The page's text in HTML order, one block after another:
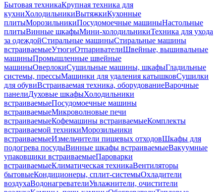
Бытовая техникаКрупная техника для
кухниХолодильникиВытяжкиКухонные
плитыМорозильникиПосудомоечные машиныНастольные
плитыВинные шкафыМини-холодильникиТехника для ухода
за одеждойСтиральные машиныСтиральные машины
встраиваемыеУтюгиОтпаривателиШвейные, вышивальные
машиныПромышленные швейные
машиныОверлокиСушильные машины, шкафыГладильные
системы, прессыМашинки для удаления катышковСушилки
для обувиВстраиваемая техника, оборудованиеВарочные
панелиДуховые шкафыХолодильники
встраиваемыеПосудомоечные машины
встраиваемыеМикроволновые печи
встраиваемыеКофемашины встраиваемыеКомплекты
встраиваемой техникиМорозильники
встраиваемыеИзмельчители пищевых отходовШкафы для
подогрева посудыВинные шкафы встраиваемыеВакуумные
упаковщики встраиваемыеПароварки
встраиваемыеКлиматическая техникаВентиляторы
бытовыеКондиционеры, сплит-системыОхладители
воздухаВодонагревателиУвлажнители, очистители